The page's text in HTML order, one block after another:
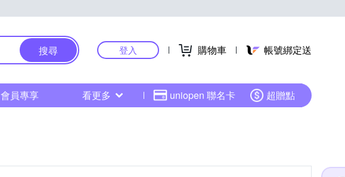
搜尋 登入 購物車 帳號綁定送
會員專享 看更多 uniopen 聯名卡 超贈點